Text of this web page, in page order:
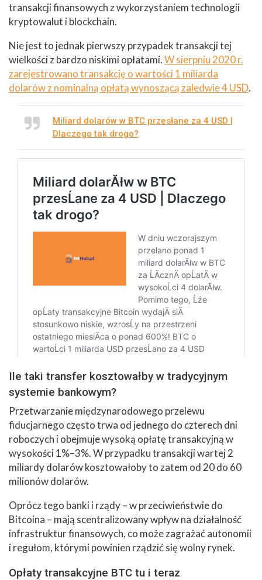
transakcji finansowych z wykorzystaniem technologii
kryptowalut i blockchain.
Nie jest to jednak pierwszy przypadek transakcji tej
wielkości z bardzo niskimi opłatami.W sierpniu 2020 r.
zarejestrowano transakcję o wartości 1 miliarda
dolarów z nominalną opłatą wynoszącą zaledwie 4 USD.
Miliard dolarów w BTC przesłane za 4 USD |
Dlaczego tak drogo?
Ile taki transfer kosztowałby w tradycyjnym
systemie bankowym?
Przetwarzanie międzynarodowego przelewu
fiducjarnego często trwa od jednego do czterech dni
roboczych i obejmuje wysoką opłatę transakcyjną w
wysokości 1%–3%. W przypadku transakcji wartej 2
miliardy dolarów kosztowałoby to zatem od 20 do 60
milionów dolarów.
Oprócz tego banki i rządy – w przeciwieństwie do
Bitcoina – mają scentralizowany wpływ na działalność
infrastruktur finansowych, co może zagrażać autonomii
i regułom, którymi powinien rządzić się wolny rynek.
Opłaty transakcyjne BTC tu i teraz